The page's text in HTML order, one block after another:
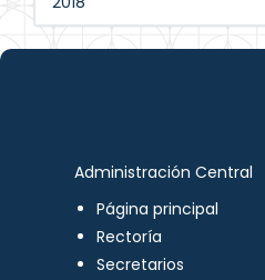
Administración Central
Página principal
Rectoría
Secretarios